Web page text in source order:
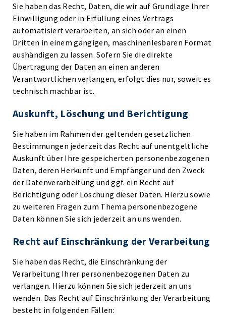
Sie haben das Recht, Daten, die wir auf Grundlage Ihrer
Einwilligung oder in Erfüllung eines Vertrags
automatisiert verarbeiten, an sich oder an einen
Dritten in einem gängigen, maschinenlesbaren Format
aushändigen zu lassen. Sofern Sie die direkte
Übertragung der Daten an einen anderen
Verantwortlichen verlangen, erfolgt dies nur, soweit es
technisch machbar ist.
Auskunft, Löschung und Berichtigung
Sie haben im Rahmen der geltenden gesetzlichen
Bestimmungen jederzeit das Recht auf unentgeltliche
Auskunft über Ihre gespeicherten personenbezogenen
Daten, deren Herkunft und Empfänger und den Zweck
der Datenverarbeitung und ggf. ein Recht auf
Berichtigung oder Löschung dieser Daten. Hierzu sowie
zu weiteren Fragen zum Thema personenbezogene
Daten können Sie sich jederzeit an uns wenden.
Recht auf Einschränkung der Verarbeitung
Sie haben das Recht, die Einschränkung der
Verarbeitung Ihrer personenbezogenen Daten zu
verlangen. Hierzu können Sie sich jederzeit an uns
wenden. Das Recht auf Einschränkung der Verarbeitung
besteht in folgenden Fällen: